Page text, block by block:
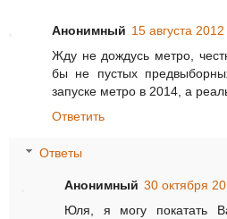
Анонимный 15 августа 2012
Жду не дождусь метро,
бы не пустых
запуске метро в 2014, а
Ответить
Ответы
Анонимный 30 октября
Юля, я могу покатать